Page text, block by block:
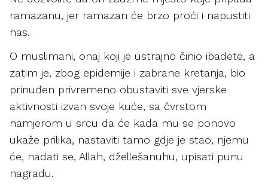
ramazanu, jer ramazan će brzo proći i napustiti
nas.
O muslimani, onaj koji je ustrajno činio ibadete, a
zatim je, zbog epidemije i zabrane kretanja, bio
prinuđen privremeno obustaviti sve vjerske
aktivnosti izvan svoje kuće, sa čvrstom
namjerom u srcu da će kada mu se ponovo
ukaže prilika, nastaviti tamo gdje je stao, njemu
će, nadati se, Allah, džellešanuhu, upisati punu
nagradu.